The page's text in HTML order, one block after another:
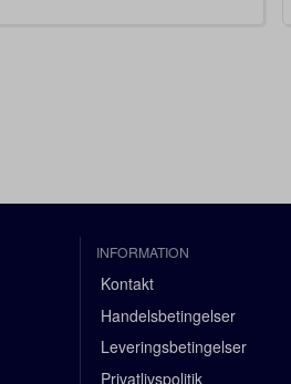
INFORMATION
Kontakt
Handelsbetingelser
Leveringsbetingelser
Privatlivspolitik